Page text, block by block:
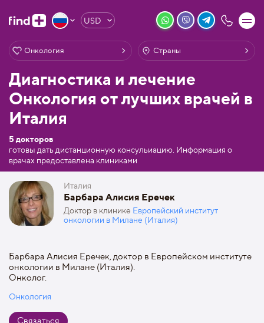
USD
Онкология Страны
Диагностика и лечение
Онкология от лучших врачей в
Италия
5 докторов
готовы дать дистанционную консульиацию. Информация о
врачах предоставлена клиниками
Италия
Барбара Алисия Еречек
Доктор в клинике Европейский институт
онкологии в Милане (Италия)
Барбара Алисия Еречек, доктор в Европейском институте
онкологии в Милане (Италия).
Онколог.
Онкология
Связаться